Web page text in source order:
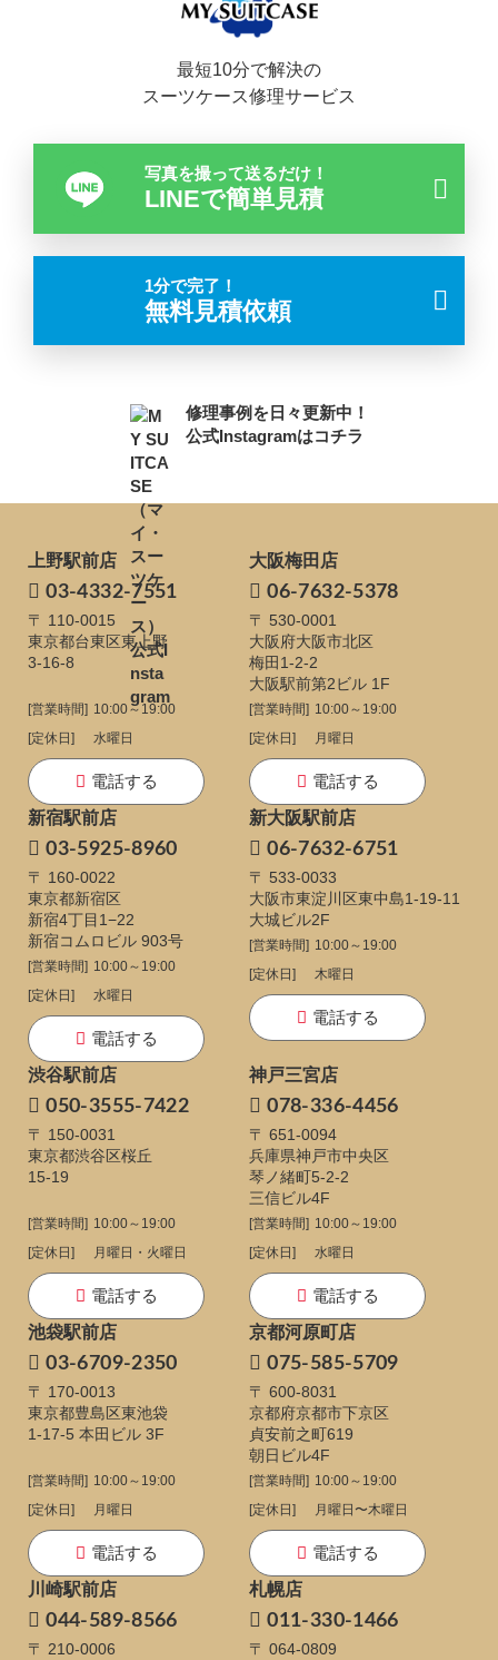
最短10分で解決の
スーツケース修理サービス
写真を撮って送るだけ！
LINEで簡単見積
1分で完了！
無料見積依頼
修理事例を日々更新中！
公式Instagramはコチラ
上野駅前店
03-4332-7551
〒 110-0015
東京都台東区東上野
3-16-8
[営業時間] 10:00～19:00
[定休日]
水曜日
電話する
大阪梅田店
06-7632-5378
〒 530-0001
大阪府大阪市北区
梅田1-2-2
大阪駅前第2ビル 1F
[営業時間] 10:00～19:00
[定休日]
月曜日
電話する
新宿駅前店
03-5925-8960
〒 160-0022
東京都新宿区
新宿4丁目1−22
新宿コムロビル 903号
[営業時間] 10:00～19:00
[定休日]
水曜日
電話する
新大阪駅前店
06-7632-6751
〒 533-0033
大阪市東淀川区東中島1-19-11
大城ビル2F
[営業時間] 10:00～19:00
[定休日]
木曜日
電話する
渋谷駅前店
050-3555-7422
〒 150-0031
東京都渋谷区桜丘
15-19
[営業時間] 10:00～19:00
[定休日]
月曜日・火曜日
電話する
神戸三宮店
078-336-4456
〒 651-0094
兵庫県神戸市中央区
琴ノ緒町5-2-2
三信ビル4F
[営業時間] 10:00～19:00
[定休日]
水曜日
電話する
池袋駅前店
03-6709-2350
〒 170-0013
東京都豊島区東池袋
1-17-5 本田ビル 3F
[営業時間] 10:00～19:00
[定休日]
月曜日
電話する
京都河原町店
075-585-5709
〒 600-8031
京都府京都市下京区
貞安前之町619
朝日ビル4F
[営業時間] 10:00～19:00
[定休日]
月曜日〜木曜日
電話する
川崎駅前店
044-589-8566
〒 210-0006
札幌店
011-330-1466
〒 064-0809